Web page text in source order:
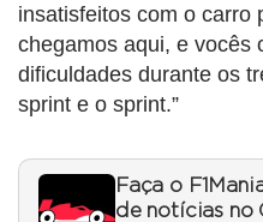
insatisfeitos com o carro
chegamos aqui, e vocês
dificuldades durante os
sprint e o sprint.”
Faça o
de notícias no